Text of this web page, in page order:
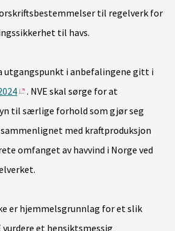
til regelverk for
til havs.
utgangspunkt i anbefalingene gitt i
. NVE skal sørge for at
til særlige forhold som gjør seg
med kraftproduksjon
omfanget av havvind i Norge ved
er hjemmelsgrunnlag for et slik
vurdere et hensiktsmessig